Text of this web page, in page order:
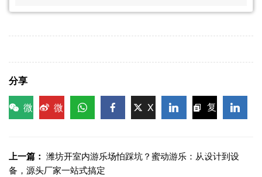
分享
微
微
X
复
接
上一篇： 潍坊开室内游乐场怕踩坑？蜜动游乐：从设计到设
备，源头厂家一站式搞定